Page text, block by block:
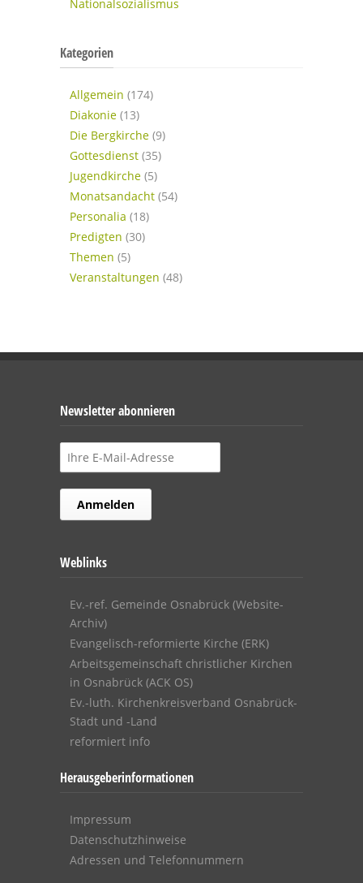
Nationalsozialismus
Kategorien
Allgemein (174)
Diakonie (13)
Die Bergkirche (9)
Gottesdienst (35)
Jugendkirche (5)
Monatsandacht (54)
Personalia (18)
Predigten (30)
Themen (5)
Veranstaltungen (48)
Newsletter abonnieren
Weblinks
Ev.-ref. Gemeinde Osnabrück (Website-
Archiv)
Evangelisch-reformierte Kirche (ERK)
Arbeitsgemeinschaft christlicher Kirchen
in Osnabrück (ACK OS)
Ev.-luth. Kirchenkreisverband Osnabrück-
Stadt und -Land
reformiert info
Herausgeberinformationen
Impressum
Datenschutzhinweise
Adressen und Telefonnummern